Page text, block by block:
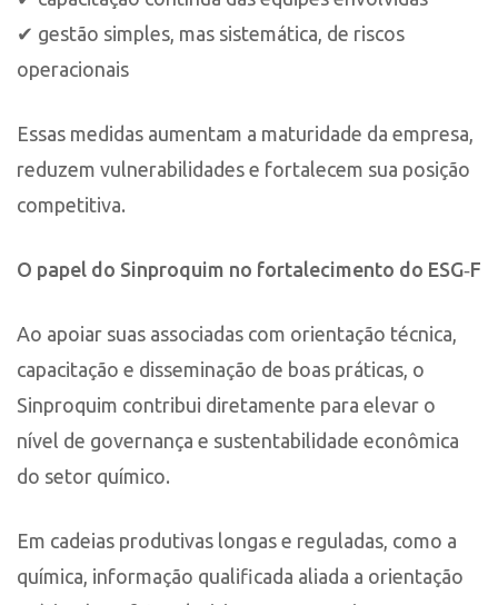
✔ gestão simples, mas sistemática, de riscos
operacionais
Essas medidas aumentam a maturidade da empresa,
reduzem vulnerabilidades e fortalecem sua posição
competitiva.
O papel do Sinproquim no fortalecimento do ESG‑F
Ao apoiar suas associadas com orientação técnica,
capacitação e disseminação de boas práticas, o
Sinproquim contribui diretamente para elevar o
nível de governança e sustentabilidade econômica
do setor químico.
Em cadeias produtivas longas e reguladas, como a
química, informação qualificada aliada a orientação